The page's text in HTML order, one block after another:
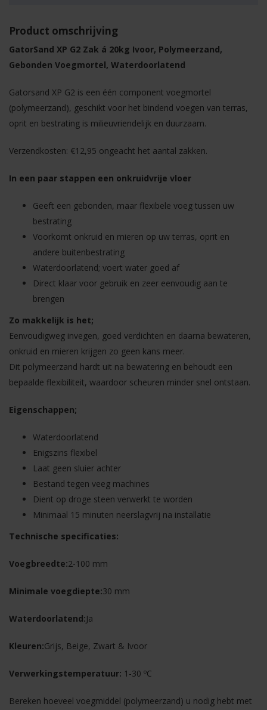
Product omschrijving
GatorSand XP G2 Zak á 20kg Ivoor, Polymeerzand,
Gebonden Voegmortel, Waterdoorlatend
Gatorsand XP G2 is een één component voegmortel
(polymeerzand), geschikt voor het bindend voegen van terras,
oprit en bestrating is milieuvriendelijk en duurzaam.
Verzendkosten: €12,95 ongeacht het aantal zakken.
In een paar stappen een onkruidvrije vloer
Geeft een gebonden, maar flexibele voeg tussen uw
bestrating
Voorkomt onkruid en mieren op uw terras, oprit en
andere buitenbestrating
Waterdoorlatend; voert water goed af
Direct klaar voor gebruik en zeer eenvoudig aan te
brengen
Zo makkelijk is het;
Eenvoudigweg invegen, goed verdichten en daarna bewateren,
onkruid en mieren krijgen zo geen kans meer.
Dit polymeerzand hardt uit na bewatering en behoudt een
bepaalde flexibiliteit, waardoor scheuren minder snel ontstaan.
Eigenschappen;
Waterdoorlatend
Enigszins flexibel
Laat geen sluier achter
Bestand tegen veeg machines
Dient op droge steen verwerkt te worden
Minimaal 15 minuten neerslagvrij na installatie
Technische specificaties:
Voegbreedte:2-100 mm
Minimale voegdiepte:30 mm
Waterdoorlatend:Ja
Kleuren:Grijs, Beige, Zwart & Ivoor
Verwerkingstemperatuur: 1-30 ºC
Bereken hoeveel voegmiddel (polymeerzand) u nodig hebt met